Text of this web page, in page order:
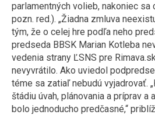
parlamentných volieb, nakoniec sa
pozn. red.). „Žiadna zmluva
tým, že o celej hre podľa neho
predseda BBSK Marian Kotleba
vedenia strany ĽSNS pre
nevyvrátilo. Ako uviedol
téme sa zatiaľ nebudú vyjadrovať.
štádiu úvah, plánovania a príprav
bolo jednoducho predčasné,“